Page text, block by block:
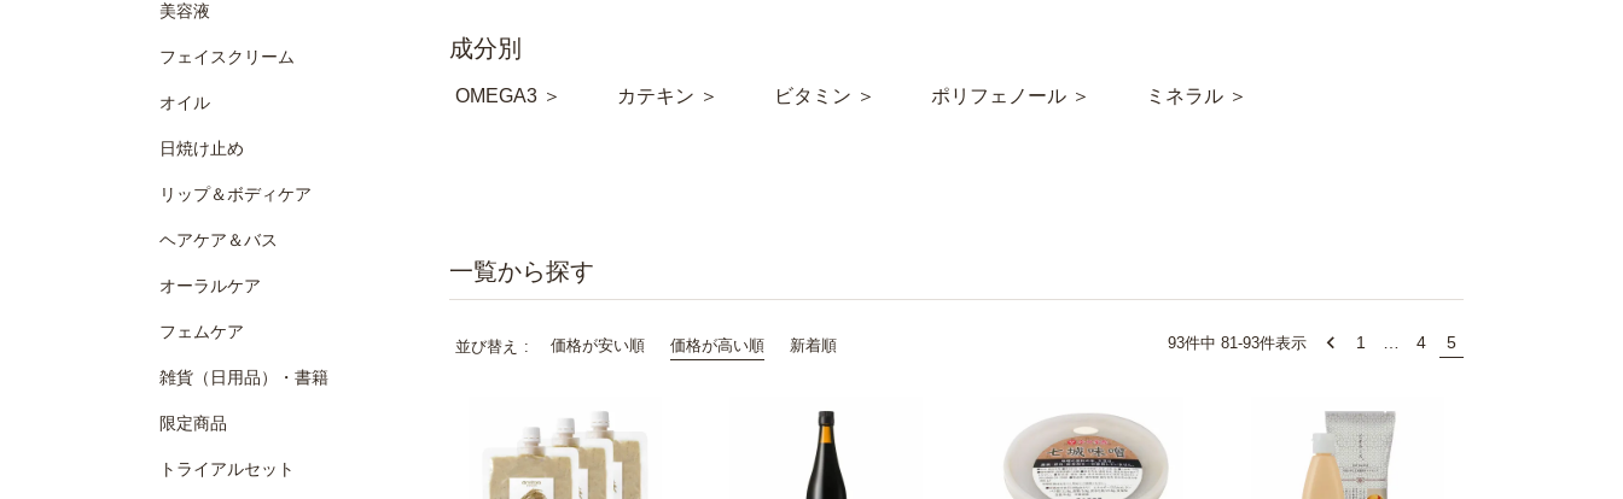
美容液
フェイスクリーム
オイル
日焼け止め
リップ＆ボディケア
ヘアケア＆バス
オーラルケア
フェムケア
雑貨（日用品）・書籍
限定商品
トライアルセット
成分別
OMEGA3 ＞ カテキン ＞ ビタミン ＞ ポリフェノール ＞ ミネラル ＞
並び替え 価格が安い順 価格が高い順 新着順 93件中 81-93件表示 1 4 5